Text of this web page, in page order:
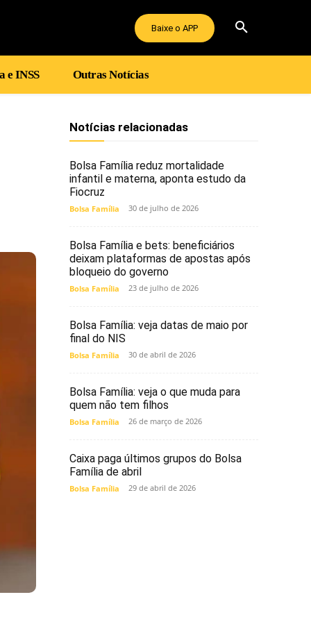
Baixe o APP
e INSS Outras Notícias
Notícias relacionadas
Bolsa Família reduz mortalidade
infantil e materna, aponta estudo da
Fiocruz
Bolsa Família 30 de julho de 2026
Bolsa Família e bets: beneficiários
deixam plataformas de apostas após
bloqueio do governo
Bolsa Família 23 de julho de 2026
Bolsa Família: veja datas de maio por
final do NIS
Bolsa Família 30 de abril de 2026
Bolsa Família: veja o que muda para
quem não tem filhos
Bolsa Família 26 de março de 2026
Caixa paga últimos grupos do Bolsa
Família de abril
Bolsa Família 29 de abril de 2026